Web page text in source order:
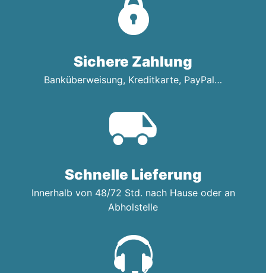
Sichere Zahlung
Banküberweisung, Kreditkarte, PayPal…
Schnelle Lieferung
Innerhalb von 48/72 Std. nach Hause oder an
Abholstelle